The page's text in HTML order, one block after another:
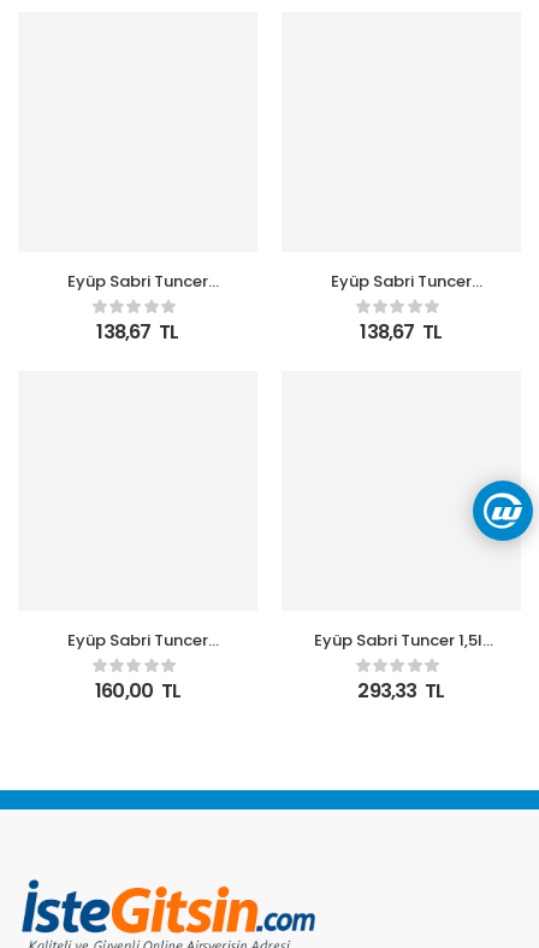
Eyüp Sabri Tuncer
500ml Köpük Japon
Kiraz Sabun Pet Şişe
138,67 TL
Eyüp Sabri Tuncer
500ml Köpük Okyanus
Sabun Pet Şişe
138,67 TL
Eyüp Sabri Tuncer
Artisan Cappucino
600ml Doğal
Zeytinyağlı Sıvı Sabun
160,00 TL
Eyüp Sabri Tuncer 1,5lt
Alaçatı Lavantası Sıvı
Sabun Doğal
Zeytinyağlı
293,33 TL